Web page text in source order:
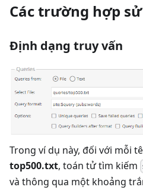
Các trường hợp
Định dạng truy vấn
Trong ví dụ này, đối với mỗi
top500.txt, toán tử tìm kiếm
và thông qua một khoảng